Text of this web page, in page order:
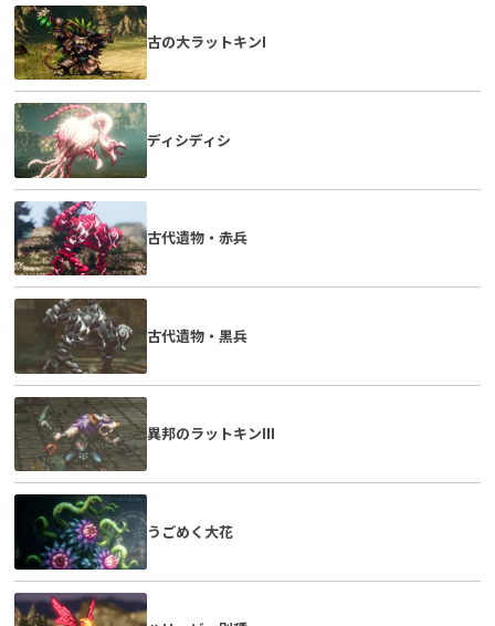
古の大ラットキンI
ディシディシ
古代遺物・赤兵
古代遺物・黒兵
異邦のラットキンIII
うごめく大花